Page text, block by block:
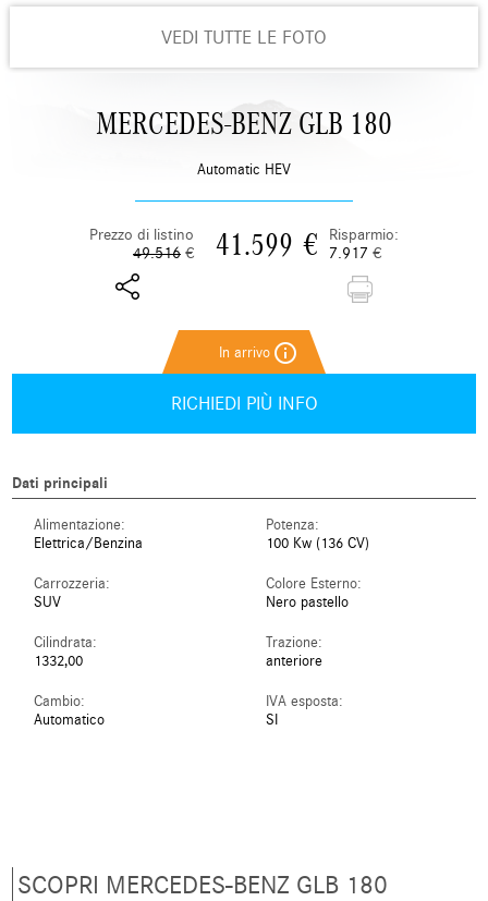
VEDI TUTTE LE FOTO
MERCEDES-BENZ GLB 180
Automatic HEV
Prezzo di listino
49.516 € 41.599 €
Risparmio:
7.917 €
info_outline
RICHIEDI PIÙ INFO
Dati principali
Alimentazione:
Elettrica/Benzina
Potenza:
100 Kw (136 CV)
Carrozzeria:
SUV
Colore Esterno:
Nero pastello
Cilindrata:
1332,00
Trazione:
anteriore
Cambio:
Automatico
IVA esposta:
SI
SCOPRI MERCEDES-BENZ GLB 180